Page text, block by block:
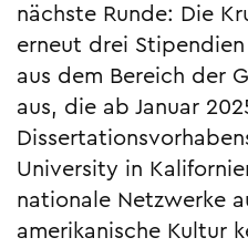
nächste Runde: Die
erneut drei
aus dem Bereich der
aus, die ab Januar
University in
nationale Netzwerke
amerikanische Kultur